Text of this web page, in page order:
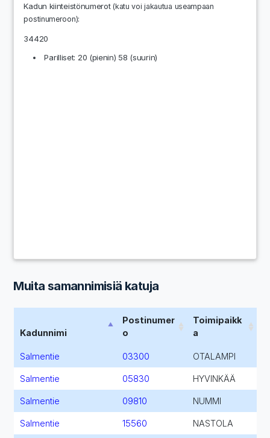
Kadun kiinteistönumerot(katu voi jakautua useampaan
postinumeroon):
34420
Parilliset: 20 (pienin) 58 (suurin)
Muita samannimisiä katuja
Kadunnimi
Postinumer
o
Toimipaikk
a
Salmentie 03300 OTALAMPI
Salmentie 05830 HYVINKÄÄ
Salmentie 09810 NUMMI
Salmentie 15560 NASTOLA